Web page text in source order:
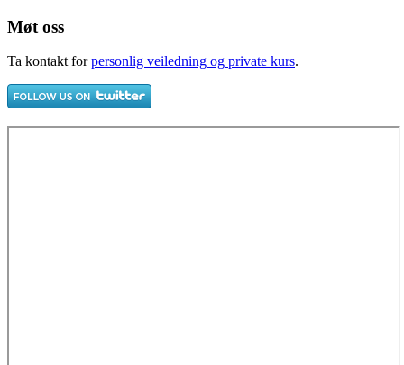
Møt oss
Ta kontakt forpersonlig veiledning og private kurs.